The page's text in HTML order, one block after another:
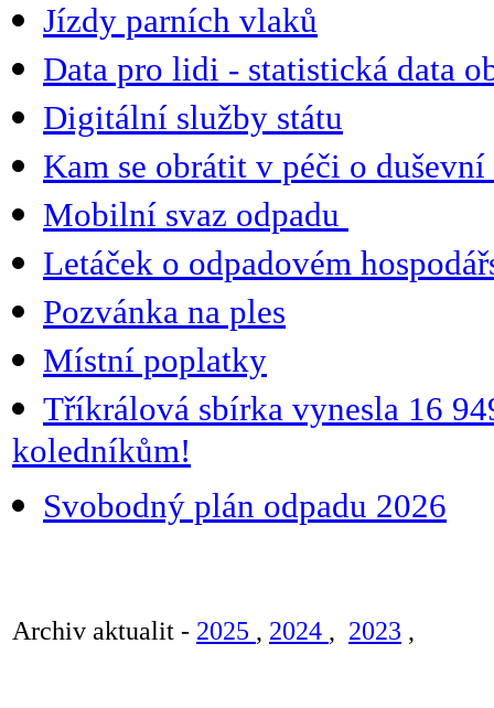
Jízdy parních vlaků
Data pro lidi - statistická data
Digitální služby státu
Kam se obrátit v péči o
Mobilní svaz odpadu
Letáček o odpadovém
Pozvánka na ples
Místní poplatky
Tříkrálová sbírka vynesla 16
koledníkům!
Svobodný plán odpadu 2026
Archiv aktualit - 2025 , 2024 , 2023 ,